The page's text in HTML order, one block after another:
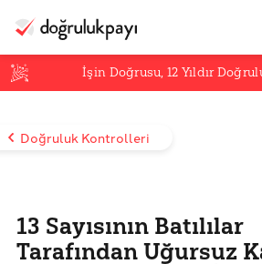
İşin Doğrusu,12 Yıldır
Doğruluk Kontrolleri
13 Sayısının Batılılar
Tarafından Uğursuz